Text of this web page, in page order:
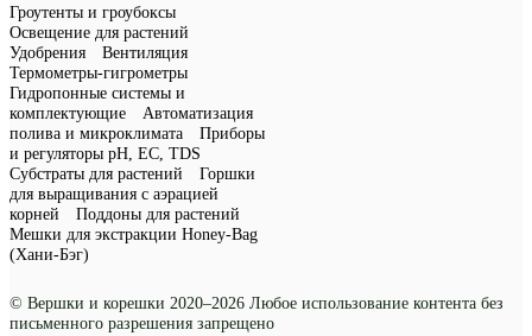
Гроутенты и гроубоксы
Освещение для растений
Удобрения
Вентиляция
Термометры-гигрометры
Гидропонные системы и
комплектующие
Автоматизация
полива и микроклимата
Приборы
и регуляторы рН, EC, TDS
Субстраты для растений
Горшки
для выращивания с аэрацией
корней
Поддоны для растений
Мешки для экстракции Honey-Bag
(Хани-Бэг)
© Вершки и корешки 2020–2026 Любое использование контента без
письменного разрешения запрещено